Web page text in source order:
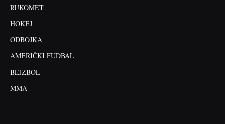
RUKOMET
HOKEJ
ODBOJKA
AMERIČKI FUDBAL
BEJZBOL
MMA